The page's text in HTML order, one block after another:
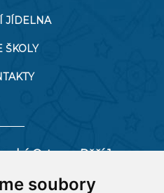
soubory
JÍDELNA
ŠKOLY
Ostrava, Pěší 1
Ostrava-Muglinov